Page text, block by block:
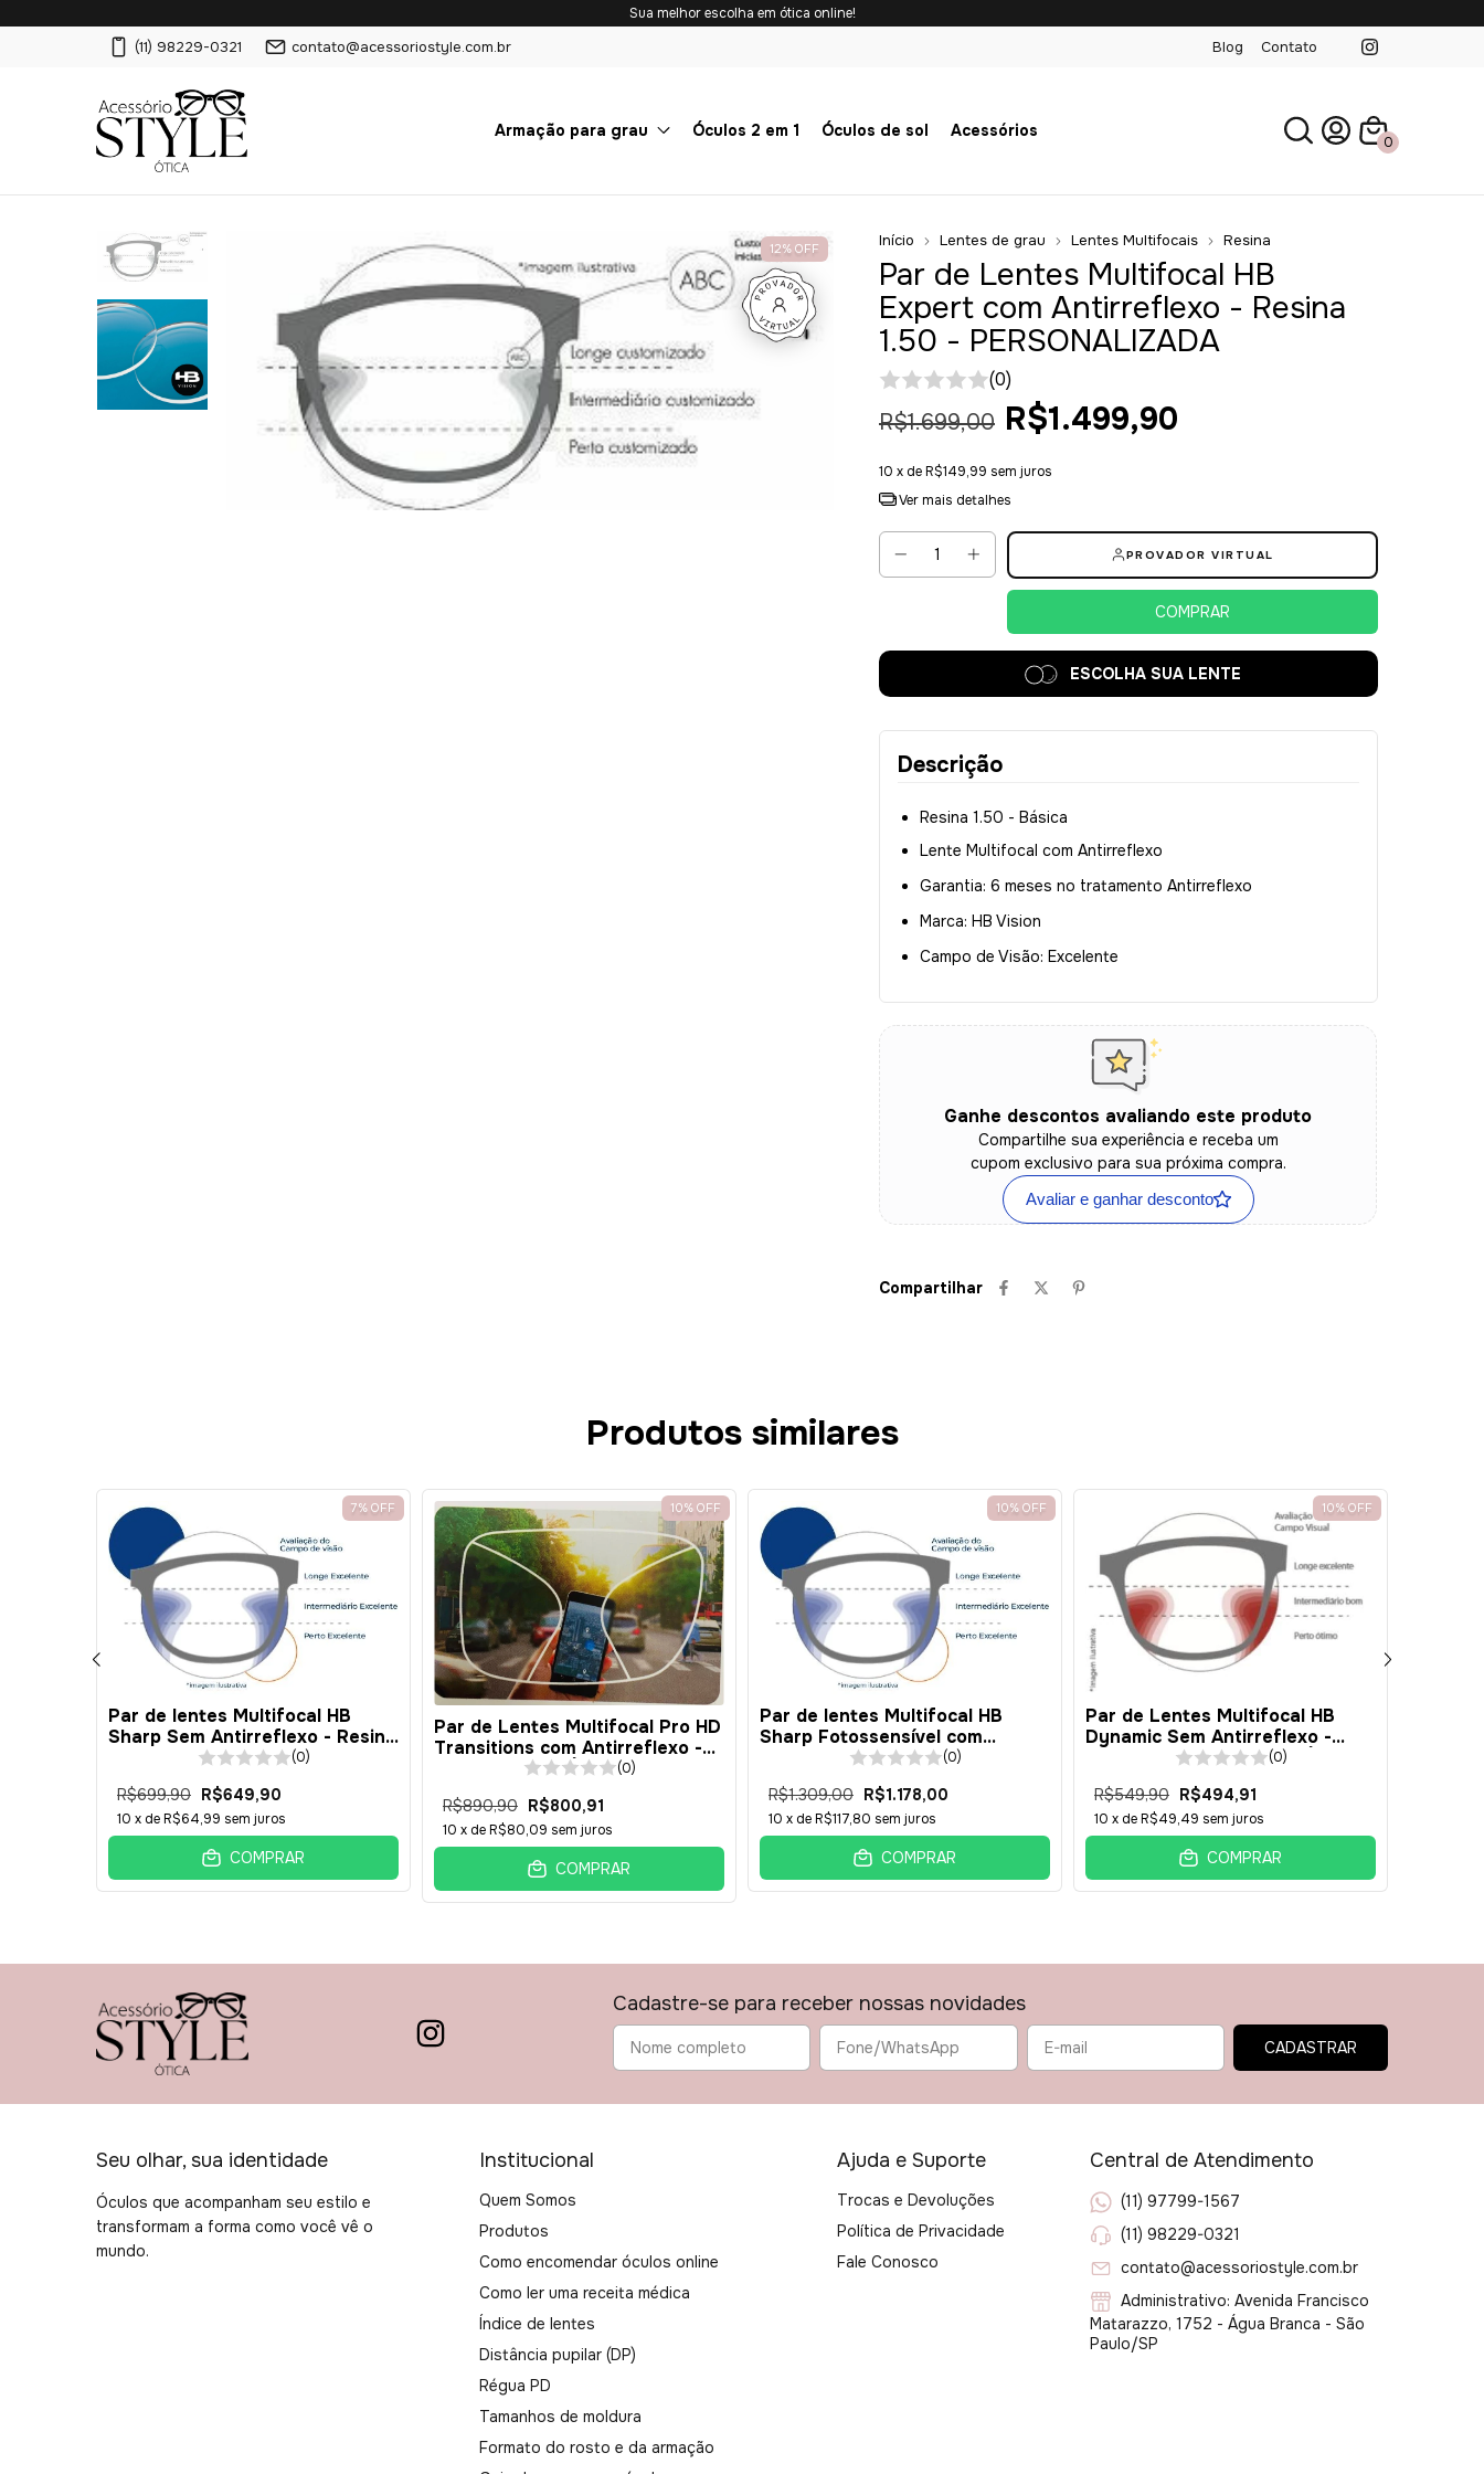
Cupons de Desconto
Adicione cupom de desconto no carrinho
Disponíveis Histórico
Sua melhor escolha em ótica online!
(11) 98229-0321 contato@acessoriostyle.com.br Blog Contato
Armação para grau Óculos 2 em 1 Óculos de sol Acessórios
0
12% OFF Início Lentes de grau Lentes Multifocais Resina
Par de Lentes Multifocal HB
Expert com Antirreflexo - Resina
1.50 - PERSONALIZADA
(0)
R$1.699,00 R$1.499,90
10 x deR$149,99 sem juros
Ver mais detalhes
PROVADOR VIRTUAL
ESCOLHA SUA LENTE
Descrição
Resina 1.50 - Básica
Lente Multifocal com Antirreflexo
Garantia: 6 meses no tratamento Antirreflexo
Marca: HB Vision
Campo de Visão: Excelente
Ganhe descontos avaliando este produto
Compartilhe sua experiência e receba um
cupom exclusivo para sua próxima compra.
Avaliar e ganhar desconto
Compartilhar
Produtos similares
7% OFF
Par de lentes Multifocal HB
Sharp Sem Antirreflexo - Resina
1.49 - AVANÇADA
(0)
R$699,90 R$649,90
10 x deR$64,99 sem juros
COMPRAR
10% OFF
Par de Lentes Multifocal Pro HD
Transitions com Antirreflexo -
Resina 1.49 - BÁSICA(0)
R$890,90 R$800,91
10 x deR$80,09 sem juros
COMPRAR
10% OFF
Par de lentes Multifocal HB
Sharp Fotossensível com
Antirreflexo - Resina 1.49 -
(0)
R$1.309,00 R$1.178,00
10 x deR$117,80 sem juros
COMPRAR
10% OFF
Par de Lentes Multifocal HB
Dynamic Sem Antirreflexo -
Resina 1.49 - INTERMEDIÁRIA
(0)
R$549,90 R$494,91
10 x deR$49,49 sem juros
COMPRAR
Cadastre-se para receber nossas novidades
Seu olhar, sua identidade
Óculos que acompanham seu estilo e
transformam a forma como você vê o
mundo.
Institucional
Quem Somos
Produtos
Como encomendar óculos online
Como ler uma receita médica
Índice de lentes
Distância pupilar (DP)
Régua PD
Tamanhos de moldura
Formato do rosto e da armação
Ajuda e Suporte
Trocas e Devoluções
Política de Privacidade
Fale Conosco
Central de Atendimento
(11) 97799-1567
(11) 98229-0321
contato@acessoriostyle.com.br
Administrativo: Avenida Francisco
Matarazzo, 1752 - Água Branca - São
Paulo/SP